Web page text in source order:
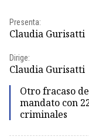
Presenta:
Claudia Gurisatti
Dirige:
Claudia Gurisatti
Otro fracaso
mandato con
criminales